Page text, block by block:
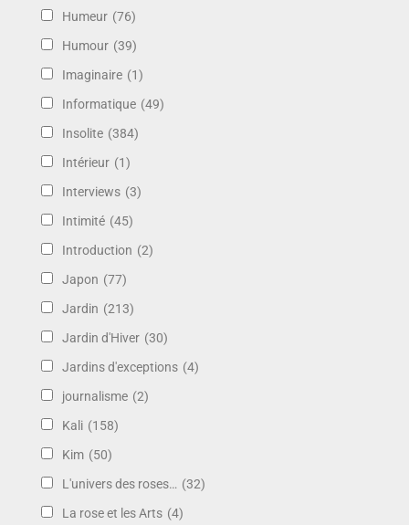
Humeur (76)
Humour (39)
Imaginaire (1)
Informatique (49)
Insolite (384)
Intérieur (1)
Interviews (3)
Intimité (45)
Introduction (2)
Japon (77)
Jardin (213)
Jardin d'Hiver (30)
Jardins d'exceptions (4)
journalisme (2)
Kali (158)
Kim (50)
L'univers des roses… (32)
La rose et les Arts (4)